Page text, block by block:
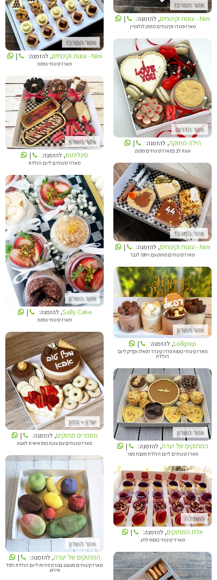
אזור המרכז
Nini - עוגות וקינוחים , להזמנה: |
מארז פונדו וקינוחים מתוק לולנטיין
אזור המרכז
NINI - עוגות וקינוחים
Nini - עוגות וקינוחים , להזמנה: |
מארז קינוחי כוסות
אזור הדרום
הילה מתוקה
הילה מתוקה, להזמנה: |
עוגת לב במארז קינוחים מפנק
אזור השרון
סיגליתוש
סיגליתוש, להזמנה: |
מארזי קינוחים ליום הולדת
אזור המרכז
NINI - עוגות וקינוחים
Nini - עוגות וקינוחים , להזמנה: |
מארז קינוחים מתוק עם ויסקי לגבר
אזור השרון
SALLY CAKE
Sally Cake, להזמנה: |
מארז קינוחי כוסות
אזור השרון
LOLLIPOP
Lollipop, להזמנה: |
מארז קינוחי כוסות פררו קינדר רפאלו וקליק ליום
הולדת
שרון + צפון
מספרים מתוקים
מספרים מתוקים, להזמנה: |
מארז קינוחים עם עוגת מוס אישית לאבא
אזור השרון
המתוקים של יערה
המתוקים של יערה, להזמנה: |
מארז קינוחים ליום הולדת מטבח כשר
אזור השרון
המתוקים של יערה
המתוקים של יערה, להזמנה: |
מארז קינוחים מעוצב בצורת פירות ליום הולדת ולכל
אירוע
השפלה
אלת המתוקים
אלת המתוקים, להזמנה: |
מארזי קינוחי כוסות לחג